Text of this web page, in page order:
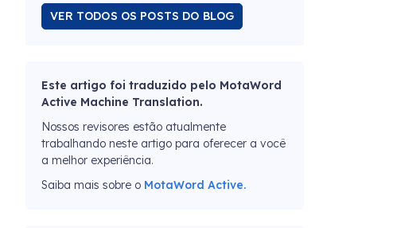
VER TODOS OS POSTS DO BLOG
Este artigo foi traduzido pelo MotaWord
Active Machine Translation.
Nossos revisores estão atualmente
trabalhando neste artigo para oferecer a você
a melhor experiência.
Saiba mais sobre o MotaWord Active.